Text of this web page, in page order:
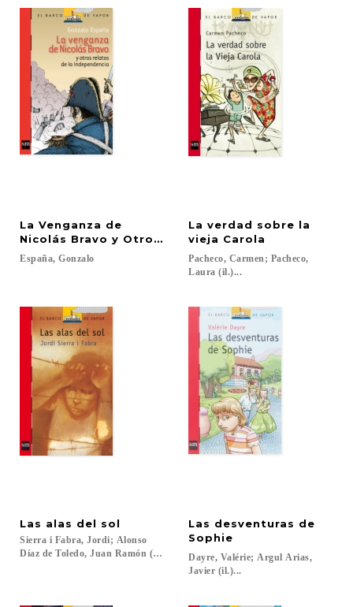
La Venganza de
Nicolás Bravo y Otros Relatos
España, Gonzalo
La verdad sobre la
vieja Carola
Pacheco, Carmen; Pacheco,
Laura (il.)...
Las alas del sol
Sierra i Fabra, Jordi; Alonso
Díaz de Toledo, Juan Ramón (il.)...
Las desventuras de
Sophie
Dayre, Valérie; Argul Arias,
Javier (il.)...